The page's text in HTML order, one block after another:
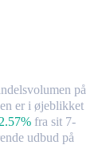
på
er i øjeblikket
2.57% fra sit 7-
udbud på